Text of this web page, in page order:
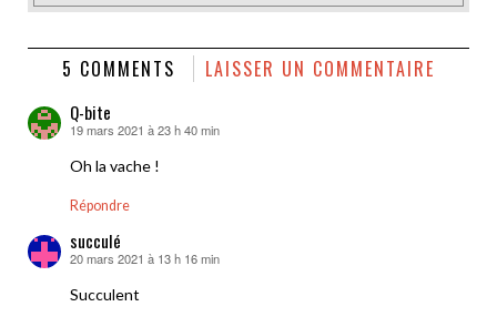
5 COMMENTS LAISSER UN COMMENTAIRE
Q-bite
dit :
19 mars 2021 à 23 h 40 min
Oh la vache !
Répondre
succulé
dit :
20 mars 2021 à 13 h 16 min
Succulent